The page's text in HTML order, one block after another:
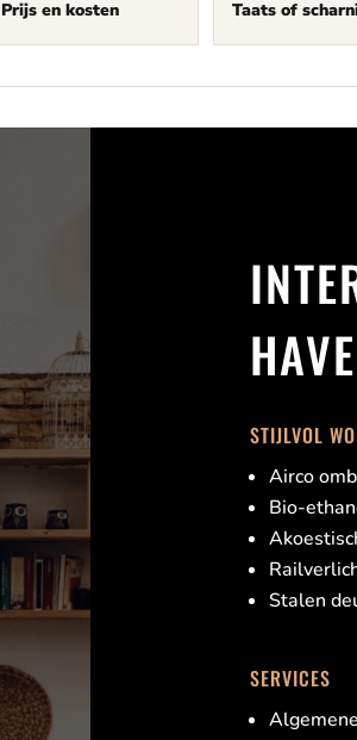
Prijs en kosten Taats of
STIJLVOL
Airco
Bio-
Stalen
SERVICES